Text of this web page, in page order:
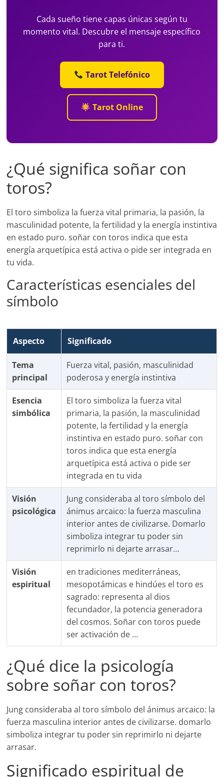
Cada sueño tiene capas únicas según tu
momento vital. Descubre el mensaje específico
para ti.
Tarot Telefónico
Tarot Online
¿Qué significa soñar con
toros?
El toro simboliza la fuerza vital primaria, la pasión, la
masculinidad potente, la fertilidad y la energía instintiva
en estado puro. soñar con toros indica que esta
energía arquetípica está activa o pide ser integrada en
tu vida.
Características esenciales del
símbolo
Aspecto Significado
Tema
principal
Fuerza vital, pasión, masculinidad
poderosa y energía instintiva
Esencia
simbólica
El toro simboliza la fuerza vital
primaria, la pasión, la masculinidad
potente, la fertilidad y la energía
instintiva en estado puro. soñar con
toros indica que esta energía
arquetípica está activa o pide ser
integrada en tu vida
Visión
psicológica
Jung consideraba al toro símbolo del
ánimus arcaico: la fuerza masculina
interior antes de civilizarse. Domarlo
simboliza integrar tu poder sin
reprimirlo ni dejarte arrasar…
Visión
espiritual
en tradiciones mediterráneas,
mesopotámicas e hindúes el toro es
sagrado: representa al dios
fecundador, la potencia generadora
del cosmos. Soñar con toros puede
ser activación de …
¿Qué dice la psicología
sobre soñar con toros?
Jung consideraba al toro símbolo del ánimus arcaico: la
fuerza masculina interior antes de civilizarse. domarlo
simboliza integrar tu poder sin reprimirlo ni dejarte
arrasar.
Significado espiritual de